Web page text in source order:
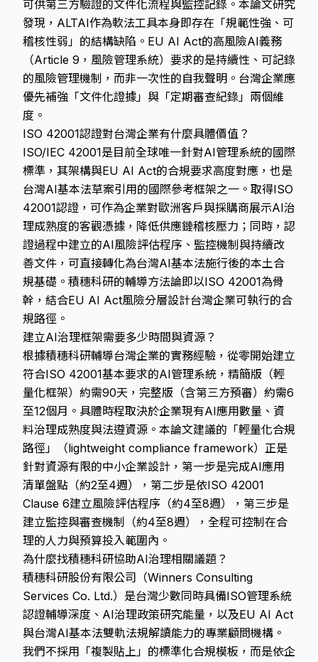
可供第三方驗證的文件化流程與監控記錄。本論文研究
發現，ALTAI作為軟法工具本身即存在「規範性強、可
稽核性弱」的結構缺陷。EU AI Act的高風險AI義務
（Article 9，風險管理系統）要求的是持續性、可記錄
的風險管理機制，而非一次性的自我聲明。台灣企業應
優先補強「文件化證據」與「定期審查紀錄」兩個維
度。
ISO 42001認證對台灣企業有什麼具體價值？
ISO/IEC 42001是目前全球唯一針對AI管理系統的國際
標準，其架構與EU AI Act的合規要求高度對應，也是
台灣AI基本法草案引用的國際參考框架之一。取得ISO
42001認證，可作為企業對歐洲客戶與採購商展示AI治
理成熟度的客觀憑據，降低供應鏈稽核壓力；同時，認
證過程中建立的AI風險評估程序、監控機制與持續改
善文件，可直接轉化為台灣AI基本法施行後的本土合
規基礎。積穗科研的輔導方法論即以ISO 42001為骨
幹，結合EU AI Act風險分層設計台灣企業可執行的合
規路徑。
建立AI治理框架需要多少時間與資源？
根據積穗科研輔導台灣企業的實務經驗，從零開始建立
符合ISO 42001基本要求的AI管理系統，精簡版（輕
量化框架）約需90天，完整版（含第三方預審）約需6
至12個月。具體時程取決於企業現有AI應用數量、資
料治理成熟度與法遵資源。本論文建議的「輕量化合規
路徑」（lightweight compliance framework）正是
針對資源有限的中小企業設計，第一步是完成AI應用
清單盤點（約2至4週），第二步是依ISO 42001
Clause 6建立風險評估程序（約4至8週），第三步是
建立監控與審查機制（約4至8週），全程可控制在合
理的人力與預算投入範圍內。
為什麼找積穗科研協助AI治理相關議題？
積穗科研股份有限公司（Winners Consulting
Services Co. Ltd.）是台灣少數同時具備ISO管理系統
認證輔導深度、AI治理政策研究能量，以及EU AI Act
與台灣AI基本法雙軌法規解讀能力的專業顧問機構。
我們不採用「複製貼上」的標準化合規模板，而是依企